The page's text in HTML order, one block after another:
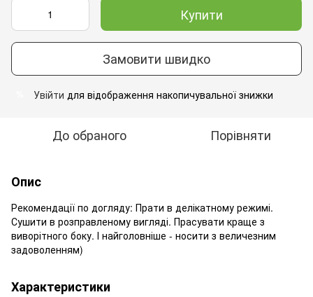
Купити
Замовити швидко
Увійти для відображення накопичувальної знижки
До обраного Порівняти
Опис
Рекомендації по догляду: Прати в делікатному режимі.
Сушити в розправленому вигляді. Прасувати краще з
виворітного боку. І найголовніше - носити з величезним
задоволенням)
Характеристики